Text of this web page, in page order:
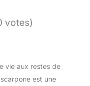
votes)
vie aux restes de
est une